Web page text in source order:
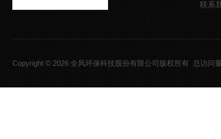
联系
Copyright © 2026 全风环保科技股份有限公司版权所有 总访问